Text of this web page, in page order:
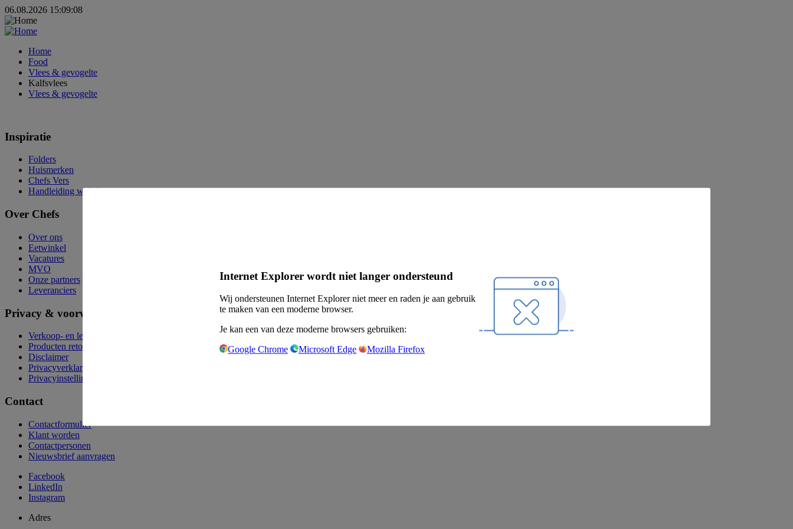
Internet Explorer wordt niet langer ondersteund
Wij ondersteunen Internet Explorer niet meer en raden je aan gebruik
te maken van een moderne browser.
Je kan een van deze moderne browsers gebruiken:
Google Chrome
Microsoft Edge Mozilla Firefox
06.08.2026 15:09:08
Home
Food
Vlees & gevogelte
Kalfsvlees
Vlees & gevogelte
Inspiratie
Folders
Huismerken
Chefs Vers
Handleiding webshop
Over Chefs
Over ons
Eetwinkel
Vacatures
MVO
Onze partners
Leveranciers
Privacy & voorwaarden
Verkoop- en leveringsvoorwaarden
Producten retourneren
Disclaimer
Privacyverklaring
Privacyinstellingen
Contact
Contactformulier
Klant worden
Contactpersonen
Nieuwsbrief aanvragen
Facebook
LinkedIn
Instagram
Adres